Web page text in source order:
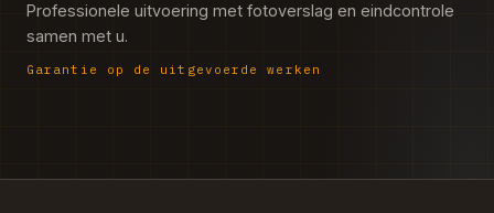
Professionele uitvoering met fotoverslag en eindcontrole
samen met u.
Garantie op de uitgevoerde werken